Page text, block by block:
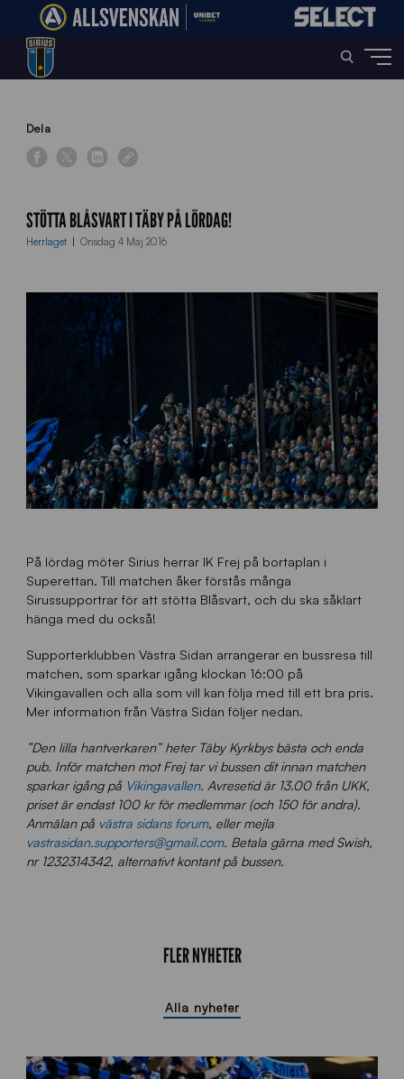
Home»
Dela
STÖTTA BLÅSVART I TÄBY PÅ LÖRDAG!
Herrlaget Onsdag 4 Maj 2016
På lördag möter Sirius herrar IK Frej på bortaplan i
Superettan. Till matchen åker förstås många
Sirussupportrar för att stötta Blåsvart, och du ska såklart
hänga med du också!
Supporterklubben Västra Sidan arrangerar en bussresa till
matchen, som sparkar igång klockan 16:00 på
Vikingavallen och alla som vill kan följa med till ett bra pris.
Mer information från Västra Sidan följer nedan.
”Den lilla hantverkaren” heter Täby Kyrkbys bästa och enda
pub. Inför matchen mot Frej tar vi bussen dit innan matchen
sparkar igång på Vikingavallen. Avresetid är 13.00 från UKK,
priset är endast 100 kr för medlemmar (och 150 för andra).
Anmälan på västra sidans forum, eller mejla
vastrasidan.supporters@gmail.com. Betala gärna med Swish,
nr 1232314342, alternativt kontant på bussen.
FLER NYHETER
Alla nyheter